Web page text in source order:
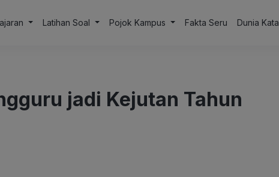
Latihan Soal Pojok Kampus Fakta Seru Dunia Kata
jadi Kejutan Tahun